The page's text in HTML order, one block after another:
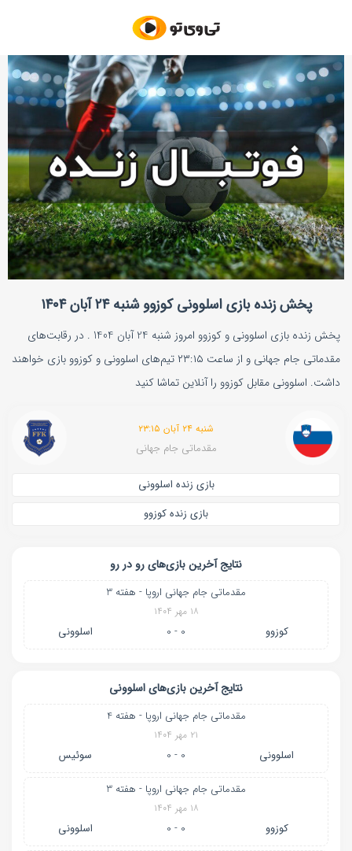
پخش زنده بازی اسلوونی کوزوو شنبه ۲۴ آبان ۱۴۰۴
پخش زنده بازی اسلوونی و کوزوو امروز شنبه 24 آبان 1404 . در رقابت‌های
مقدماتی جام جهانی و از ساعت ۲۳:۱۵ تیم‌های اسلوونی و کوزوو بازی خواهند
داشت. اسلوونی مقابل کوزوو را آنلاین تماشا کنید
شنبه ۲۴ آبان ۲۳:۱۵
مقدماتی جام جهانی
بازی زنده اسلوونی
بازی زنده کوزوو
نتایج آخرین بازی‌های رو در رو
مقدماتی جام جهانی اروپا - هفته 3
۱۸ مهر ۱۴۰۴
کوزوو 0 - 0 اسلوونی
نتایج آخرین بازی‌های اسلوونی
مقدماتی جام جهانی اروپا - هفته 4
۲۱ مهر ۱۴۰۴
اسلوونی 0 - 0 سوئیس
مقدماتی جام جهانی اروپا - هفته 3
۱۸ مهر ۱۴۰۴
کوزوو 0 - 0 اسلوونی